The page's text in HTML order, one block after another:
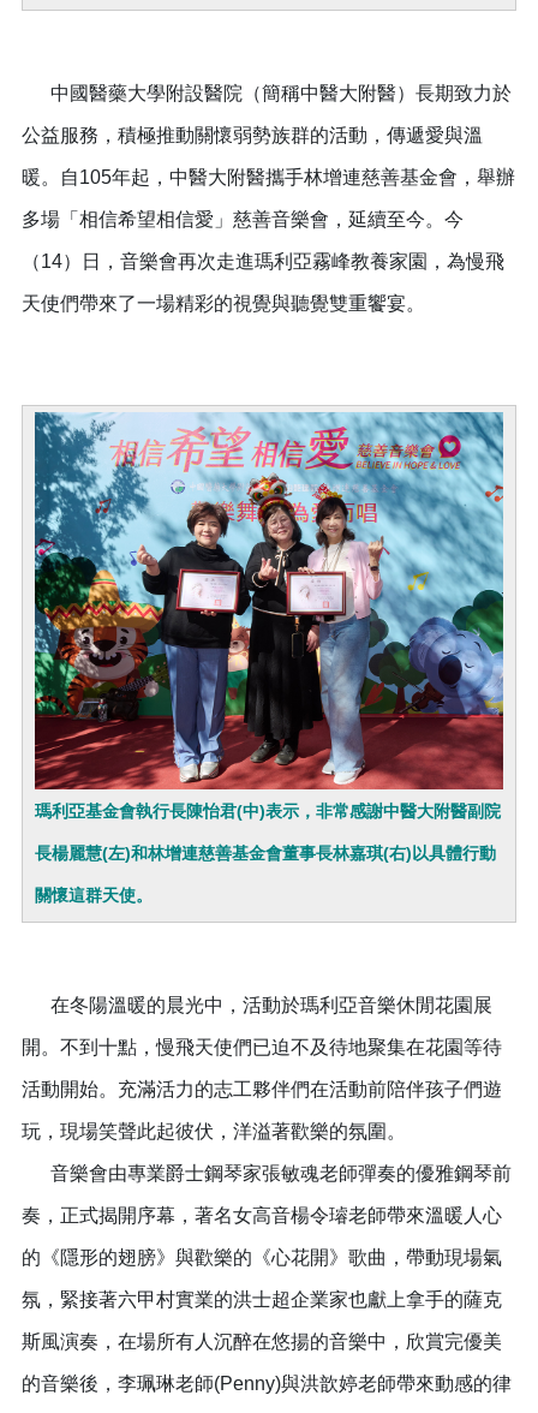
中國醫藥大學附設醫院（簡稱中醫大附醫）長期致力於
公益服務，積極推動關懷弱勢族群的活動，傳遞愛與溫
暖。自105年起，中醫大附醫攜手林增連慈善基金會，舉辦
多場「相信希望相信愛」慈善音樂會，延續至今。今
（14）日，音樂會再次走進瑪利亞霧峰教養家園，為慢飛
天使們帶來了一場精彩的視覺與聽覺雙重饗宴。
瑪利亞基金會執行長陳怡君(中)表示，非常感謝中醫大附醫副院
長楊麗慧(左)和林增連慈善基金會董事長林嘉琪(右)以具體行動
關懷這群天使。
在冬陽溫暖的晨光中，活動於瑪利亞音樂休閒花園展
開。不到十點，慢飛天使們已迫不及待地聚集在花園等待
活動開始。充滿活力的志工夥伴們在活動前陪伴孩子們遊
玩，現場笑聲此起彼伏，洋溢著歡樂的氛圍。
音樂會由專業爵士鋼琴家張敏魂老師彈奏的優雅鋼琴前
奏，正式揭開序幕，著名女高音楊令璿老師帶來溫暖人心
的《隱形的翅膀》與歡樂的《心花開》歌曲，帶動現場氣
氛，緊接著六甲村實業的洪士超企業家也獻上拿手的薩克
斯風演奏，在場所有人沉醉在悠揚的音樂中，欣賞完優美
的音樂後，李珮琳老師(Penny)與洪歆婷老師帶來動感的律